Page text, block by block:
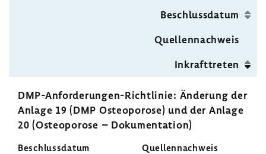
Beschluss­datum
Quel­len­nach­weis
Inkraft­treten
DMP-​Anforderungen-Richtlinie: Ände­rung der
Anlage 19 (DMP Osteo­po­rose) und der Anlage
20 (Osteo­po­rose – Doku­men­ta­tion)